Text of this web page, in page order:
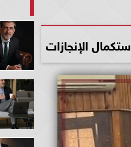
الإنجازات